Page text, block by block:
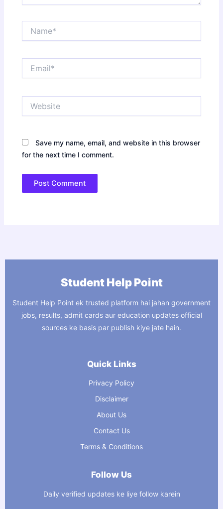
Save my name, email, and website in this browser
for the next time I comment.
Student Help Point
Student Help Point ek trusted platform hai jahan government
jobs, results, admit cards aur education updates official
sources ke basis par publish kiye jate hain.
Quick Links
Privacy Policy
Disclaimer
About Us
Contact Us
Terms & Conditions
Follow Us
Daily verified updates ke liye follow karein